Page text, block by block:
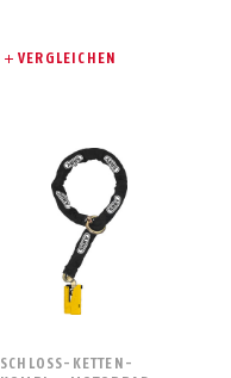
VERGLEICHEN
SCHLOSS-KETTEN-